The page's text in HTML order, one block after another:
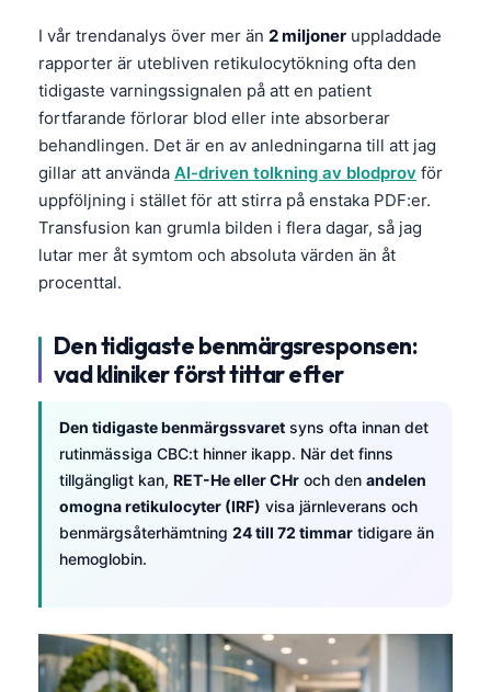
I vår trendanalys över mer än 2 miljoner uppladdade
rapporter är utebliven retikulocytökning ofta den
tidigaste varningssignalen på att en patient
fortfarande förlorar blod eller inte absorberar
behandlingen. Det är en av anledningarna till att jag
gillar att använda AI-driven tolkning av blodprov för
uppföljning i stället för att stirra på enstaka PDF:er.
Transfusion kan grumla bilden i flera dagar, så jag
lutar mer åt symtom och absoluta värden än åt
procenttal.
Den tidigaste benmärgsresponsen:
vad kliniker först tittar efter
Den tidigaste benmärgssvaret syns ofta innan det
rutinmässiga CBC:t hinner ikapp. När det finns
tillgängligt kan, RET-He eller CHr och den andelen
omogna retikulocyter (IRF) visa järnleverans och
benmärgsåterhämtning 24 till 72 timmar tidigare än
hemoglobin.
తెలుగు
தமிழ்
ಕನ್ನಡ
മലയാളം
Bahasa Melayu
Tiếng Việt
Tagalog
ဗမာစာ
Kiswahili
አማርኛ
Українська
O‘zbekcha
Català
Қазақ тілі
Suomi
Hrvatski